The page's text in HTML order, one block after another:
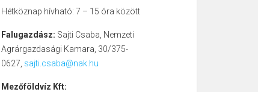
Hétköznap hívható: 7 – 15 óra között
Falugazdász: Sajti Csaba, Nemzeti
Agrárgazdasági Kamara, 30/375-
0627, sajti.csaba@nak.hu
Mezőföldvíz Kft: